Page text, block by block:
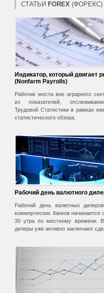
СТАТЬИ FOREX (ФОРЕКС)
Индикатор, который двигает
(Nonfarm Payrolls)
Рабочие места вне аграрного
из показателей,
Трудовой Статистики в рамках
статистического обзора.
Рабочий день валютного
Рабочий день валютных
коммерческих банков начинается
30 утра по местному времени.
дилеры уже активно заключают